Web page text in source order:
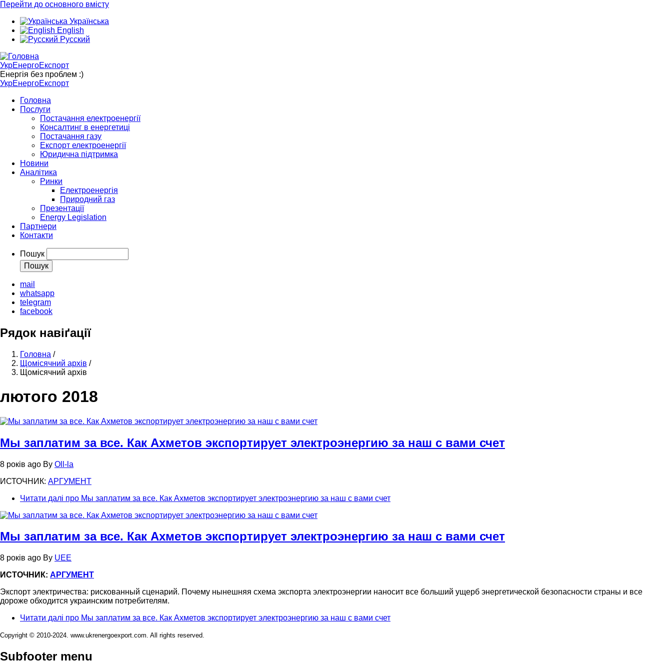
Перейти до основного вмісту
Українська
English
Русский
УкрЕнергоЕкспорт
Енергія без проблем :)
УкрЕнергоЕкспорт
Головна
Послуги
Постачання електроенергії
Консалтинг в енергетиці
Постачання газу
Експорт електроенергії
Юридична підтримка
Новини
Аналітика
Ринки
Електроенергія
Природний газ
Презентації
Energy Legislation
Партнери
Контакти
Пошук
mail
whatsapp
telegram
facebook
Рядок навіґації
Головна /
Щомісячний архів /
Щомісячний архів
лютого 2018
Мы заплатим за все. Как Ахметов экспортирует электроэнергию за наш с вами счет
8 років ago By Oll-la
ИСТОЧНИК: АРГУМЕНТ
Читати далі про Мы заплатим за все. Как Ахметов экспортирует электроэнергию за наш с вами счет
Мы заплатим за все. Как Ахметов экспортирует электроэнергию за наш с вами счет
8 років ago By UEE
ИСТОЧНИК: АРГУМЕНТ
Экспорт электричества: рискованный сценарий. Почему нынешняя схема экспорта электроэнергии наносит все больший ущерб энергетической безопасности страны и все
дороже обходится украинским потребителям.
Читати далі про Мы заплатим за все. Как Ахметов экспортирует электроэнергию за наш с вами счет
Copyright © 2010-2024. www.ukrenergoexport.com. All rights reserved.
Subfooter menu